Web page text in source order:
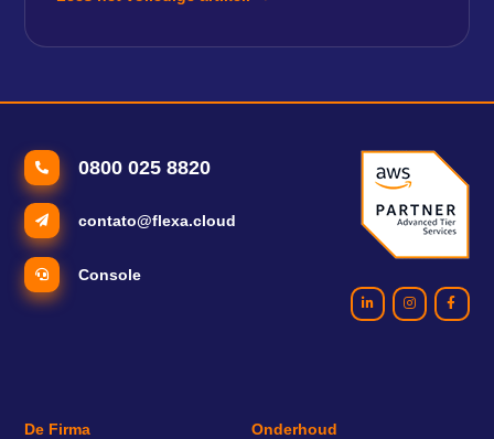
0800 025 8820
contato@flexa.cloud
Console
De Firma Onderhoud